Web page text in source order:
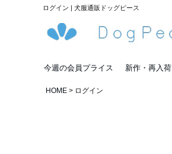
ログイン | 犬服通販ドッグピース
今週の会員プライス 新作・再入荷
HOME ログイン